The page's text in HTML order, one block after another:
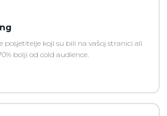
posjetitelje koji su bili na vašoj stranici ali
bolji od cold audience.